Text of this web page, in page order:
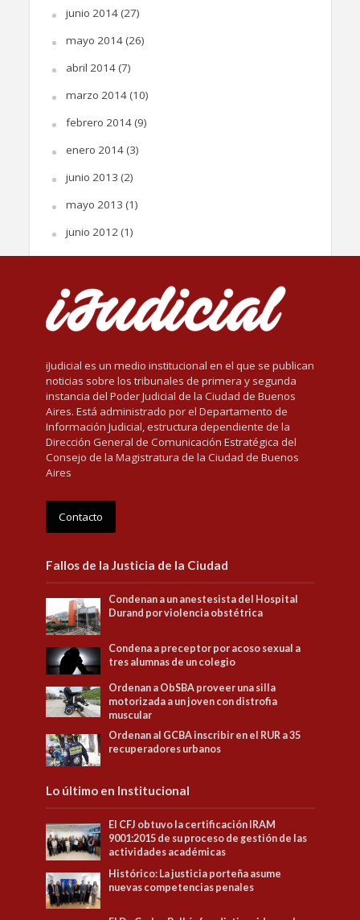
junio 2014(27)
mayo 2014(26)
abril 2014(7)
marzo 2014(10)
febrero 2014(9)
enero 2014(3)
junio 2013 (2)
mayo 2013 (1)
junio 2012(1)
iJudicial es un medio institucional en el que se publican
noticias sobre los tribunales de primera y segunda
instancia del Poder Judicial de la Ciudad de Buenos
Aires. Está administrado por el Departamento de
Información Judicial, estructura dependiente de la
Dirección General de Comunicación Estratégica del
Consejo de la Magistratura de la Ciudad de Buenos
Aires
Contacto
Fallos de la Justicia de la Ciudad
Condenan a un anestesista del Hospital
Durand por violencia obstétrica
Condena a preceptor por acoso sexual a
tres alumnas de un colegio
Ordenan a ObSBA proveer una silla
motorizada a un joven con distrofia
muscular
Ordenan al GCBA inscribir en el RUR a 35
recuperadores urbanos
Lo último en Institucional
El CFJ obtuvo la certificación IRAM
9001:2015 de su proceso de gestión de las
actividades académicas
Histórico: La justicia porteña asume
nuevas competencias penales